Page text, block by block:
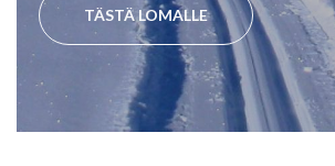
TÄSTÄ LOMALLE